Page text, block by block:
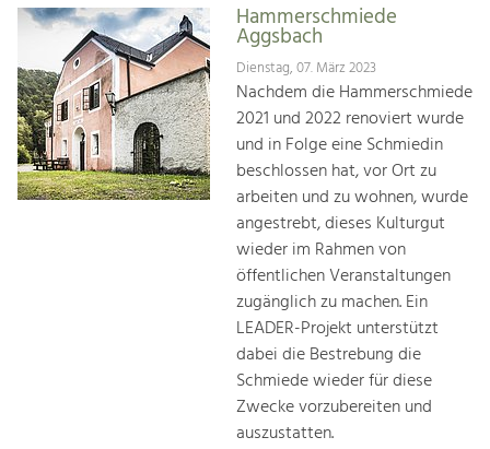
Hammerschmiede
Aggsbach
Dienstag, 07. März 2023
Nachdem die Hammerschmiede
2021 und 2022 renoviert wurde
und in Folge eine Schmiedin
beschlossen hat, vor Ort zu
arbeiten und zu wohnen, wurde
angestrebt, dieses Kulturgut
wieder im Rahmen von
öffentlichen Veranstaltungen
zugänglich zu machen. Ein
LEADER-Projekt unterstützt
dabei die Bestrebung die
Schmiede wieder für diese
Zwecke vorzubereiten und
auszustatten.